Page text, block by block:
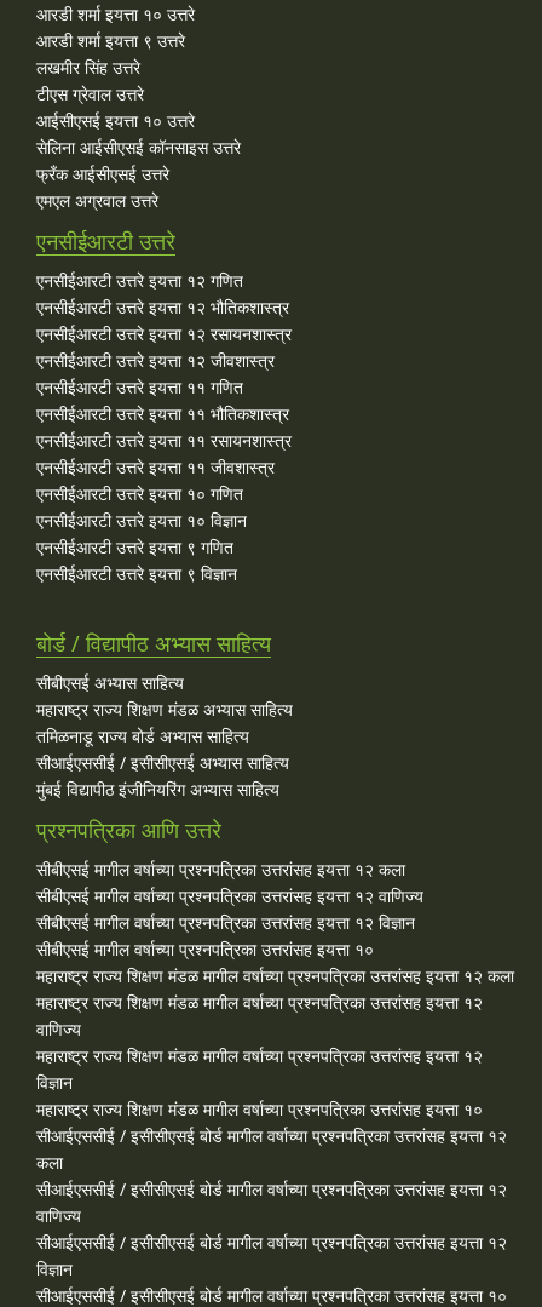
आरडी शर्मा इयत्ता १० उत्तरे
आरडी शर्मा इयत्ता ९ उत्तरे
लखमीर सिंह उत्तरे
टीएस ग्रेवाल उत्तरे
आईसीएसई इयत्ता १० उत्तरे
सेलिना आईसीएसई कॉनसाइस उत्तरे
फ्रँक आईसीएसई उत्तरे
एमएल अग्रवाल उत्तरे
एनसीईआरटी उत्तरे
एनसीईआरटी उत्तरे इयत्ता १२ गणित
एनसीईआरटी उत्तरे इयत्ता १२ भौतिकशास्त्र
एनसीईआरटी उत्तरे इयत्ता १२ रसायनशास्त्र
एनसीईआरटी उत्तरे इयत्ता १२ जीवशास्त्र
एनसीईआरटी उत्तरे इयत्ता ११ गणित
एनसीईआरटी उत्तरे इयत्ता ११ भौतिकशास्त्र
एनसीईआरटी उत्तरे इयत्ता ११ रसायनशास्त्र
एनसीईआरटी उत्तरे इयत्ता ११ जीवशास्त्र
एनसीईआरटी उत्तरे इयत्ता १० गणित
एनसीईआरटी उत्तरे इयत्ता १० विज्ञान
एनसीईआरटी उत्तरे इयत्ता ९ गणित
एनसीईआरटी उत्तरे इयत्ता ९ विज्ञान
बोर्ड / विद्यापीठ अभ्यास साहित्य
सीबीएसई अभ्यास साहित्य
महाराष्ट्र राज्य शिक्षण मंडळ अभ्यास साहित्य
तमिळनाडू राज्य बोर्ड अभ्यास साहित्य
सीआईएससीई / इसीसीएसई अभ्यास साहित्य
मुंबई विद्यापीठ इंजीनियरिंग अभ्यास साहित्य
प्रश्नपत्रिका आणि उत्तरे
सीबीएसई मागील वर्षाच्या प्रश्‍नपत्रिका उत्तरांसह इयत्ता १२ कला
सीबीएसई मागील वर्षाच्या प्रश्‍नपत्रिका उत्तरांसह इयत्ता १२ वाणिज्य
सीबीएसई मागील वर्षाच्या प्रश्‍नपत्रिका उत्तरांसह इयत्ता १२ विज्ञान
सीबीएसई मागील वर्षाच्या प्रश्‍नपत्रिका उत्तरांसह इयत्ता १०
महाराष्ट्र राज्य शिक्षण मंडळ मागील वर्षाच्या प्रश्‍नपत्रिका उत्तरांसह इयत्ता १२ कला
महाराष्ट्र राज्य शिक्षण मंडळ मागील वर्षाच्या प्रश्‍नपत्रिका उत्तरांसह इयत्ता १२
वाणिज्य
महाराष्ट्र राज्य शिक्षण मंडळ मागील वर्षाच्या प्रश्‍नपत्रिका उत्तरांसह इयत्ता १२
विज्ञान
महाराष्ट्र राज्य शिक्षण मंडळ मागील वर्षाच्या प्रश्‍नपत्रिका उत्तरांसह इयत्ता १०
सीआईएससीई / इसीसीएसई बोर्ड मागील वर्षाच्या प्रश्‍नपत्रिका उत्तरांसह इयत्ता १२
कला
सीआईएससीई / इसीसीएसई बोर्ड मागील वर्षाच्या प्रश्‍नपत्रिका उत्तरांसह इयत्ता १२
वाणिज्य
सीआईएससीई / इसीसीएसई बोर्ड मागील वर्षाच्या प्रश्‍नपत्रिका उत्तरांसह इयत्ता १२
विज्ञान
सीआईएससीई / इसीसीएसई बोर्ड मागील वर्षाच्या प्रश्‍नपत्रिका उत्तरांसह इयत्ता १०